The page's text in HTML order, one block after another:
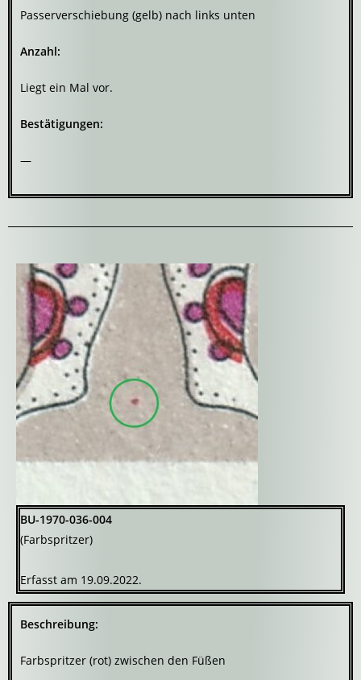
Passerverschiebung (gelb) nach links unten
Anzahl:
Liegt ein Mal vor.
Bestätigungen:
—
BU-1970-036-004
(Farbspritzer)
Erfasst am 19.09.2022.
Beschreibung:
Farbspritzer (rot) zwischen den Füßen